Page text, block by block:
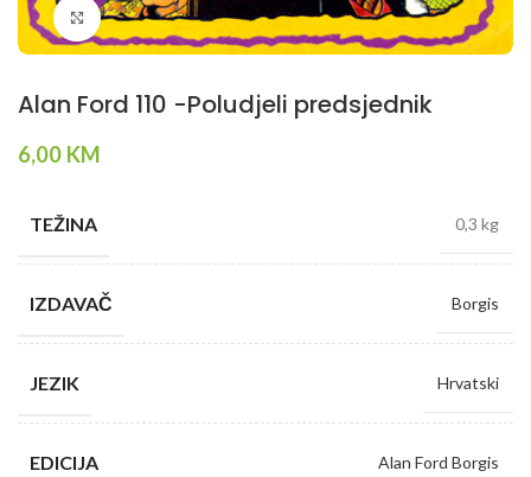
Klikni da povečaš
Alan Ford 110 -Poludjeli predsjednik
6,00 KM
TEŽINA 0,3 kg
IZDAVAČ Borgis
JEZIK Hrvatski
EDICIJA Alan Ford Borgis